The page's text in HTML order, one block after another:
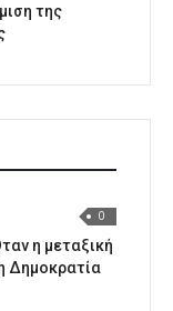
της
0
η μεταξική
Δημοκρατία